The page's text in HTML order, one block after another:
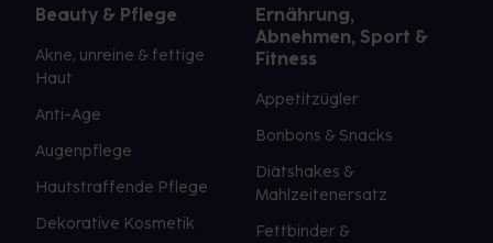
Beauty & Pflege
Akne, unreine & fettige
Haut
Anti-Age
Augenpflege
Hautstraffende Pflege
Dekorative Kosmetik
Ernährung,
Abnehmen, Sport &
Fitness
Appetitzügler
Bonbons & Snacks
Diätshakes &
Mahlzeitenersatz
Fettbinder &